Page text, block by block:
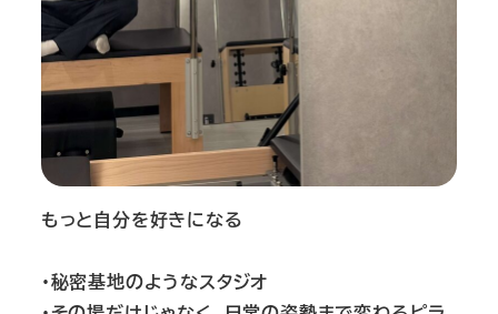
もっと自分を好きになる
・秘密基地のようなスタジオ